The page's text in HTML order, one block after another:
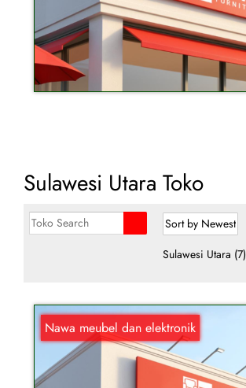
Sulawesi Utara Toko
Sulawesi Utara (7)
Nawa meubel dan elektronik